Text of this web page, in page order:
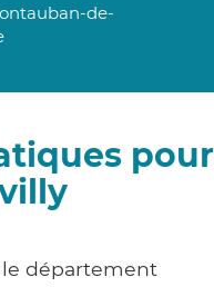
de-
pour
le département